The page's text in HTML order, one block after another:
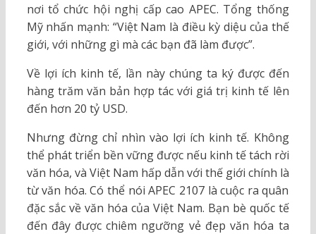
nơi tổ chức hội nghị cấp cao APEC. Tổng thống
Mỹ nhấn mạnh: “Việt Nam là điều kỳ diệu của thế
giới, với những gì mà các bạn đã làm được”.
Về lợi ích kinh tế, lần này chúng ta ký được đến
hàng trăm văn bản hợp tác với giá trị kinh tế lên
đến hơn 20 tỷ USD.
Nhưng đừng chỉ nhìn vào lợi ích kinh tế. Không
thể phát triển bền vững được nếu kinh tế tách rời
văn hóa, và Việt Nam hấp dẫn với thế giới chính là
từ văn hóa. Có thể nói APEC 2107 là cuộc ra quân
đặc sắc về văn hóa của Việt Nam. Bạn bè quốc tế
đến đây được chiêm ngưỡng vẻ đẹp văn hóa ta